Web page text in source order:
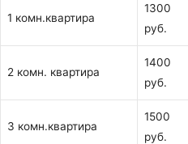
1 комн.квартира
1300
руб.
2 комн. квартира
1400
руб.
3 комн.квартира
1500
руб.